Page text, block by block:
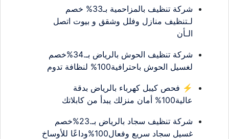
شركة تنظيف بالمزاحمية بـ33% خصم
لـتنظيف منازل وفلل وشقق و بيوت اتصل
الـأن
شركة تنظيف الحوش بالرياض بـ.34%خصم
لغسيل الحوش باحترافية100% لنظافة تدوم
⚡ فحص كيبل كهرباء بالرياض بدقة
عالية100% أمان منزلك يبدأ من كابلاتك
شركة تنظيف سجاد بالرياض بـ.23%خصم
غسيل سجاد سريع وفعال100%وداعًا للأوساخ